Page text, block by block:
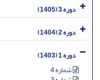
دوره 3 (1405)
دوره 2 (1404)
دوره 1 (1403)
شماره 4